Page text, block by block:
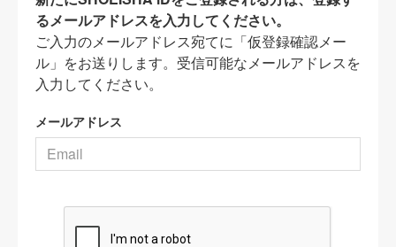
るメールアドレスを入力してください。
ご入力のメールアドレス宛てに「仮登録確認メー
ル」をお送りします。受信可能なメールアドレスを
入力してください。
メールアドレス